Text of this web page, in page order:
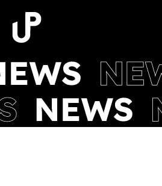
Inhalt
springen